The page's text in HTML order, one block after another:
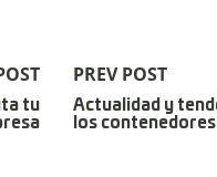
tu
PREV POST
Actualidad y
los